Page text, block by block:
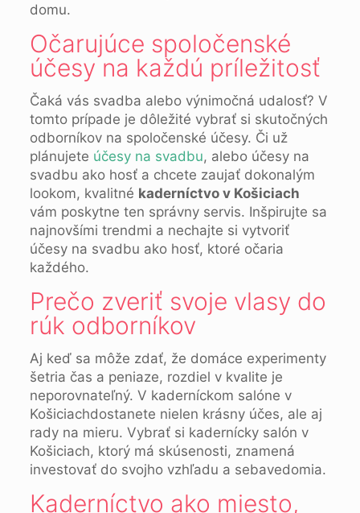
domu.
Očarujúce spoločenské
účesy na každú príležitosť
Čaká vás svadba alebo výnimočná udalosť? V
tomto prípade je dôležité vybrať si skutočných
odborníkov na spoločenské účesy. Či už
plánujete účesy na svadbu, alebo účesy na
svadbu ako hosť a chcete zaujať dokonalým
lookom, kvalitné kaderníctvo v Košiciach
vám poskytne ten správny servis. Inšpirujte sa
najnovšími trendmi a nechajte si vytvoriť
účesy na svadbu ako hosť, ktoré očaria
každého.
Prečo zveriť svoje vlasy do
rúk odborníkov
Aj keď sa môže zdať, že domáce experimenty
šetria čas a peniaze, rozdiel v kvalite je
neporovnateľný. V kaderníckom salóne v
Košiciachdostanete nielen krásny účes, ale aj
rady na mieru. Vybrať si kadernícky salón v
Košiciach, ktorý má skúsenosti, znamená
investovať do svojho vzhľadu a sebavedomia.
Kaderníctvo ako miesto,